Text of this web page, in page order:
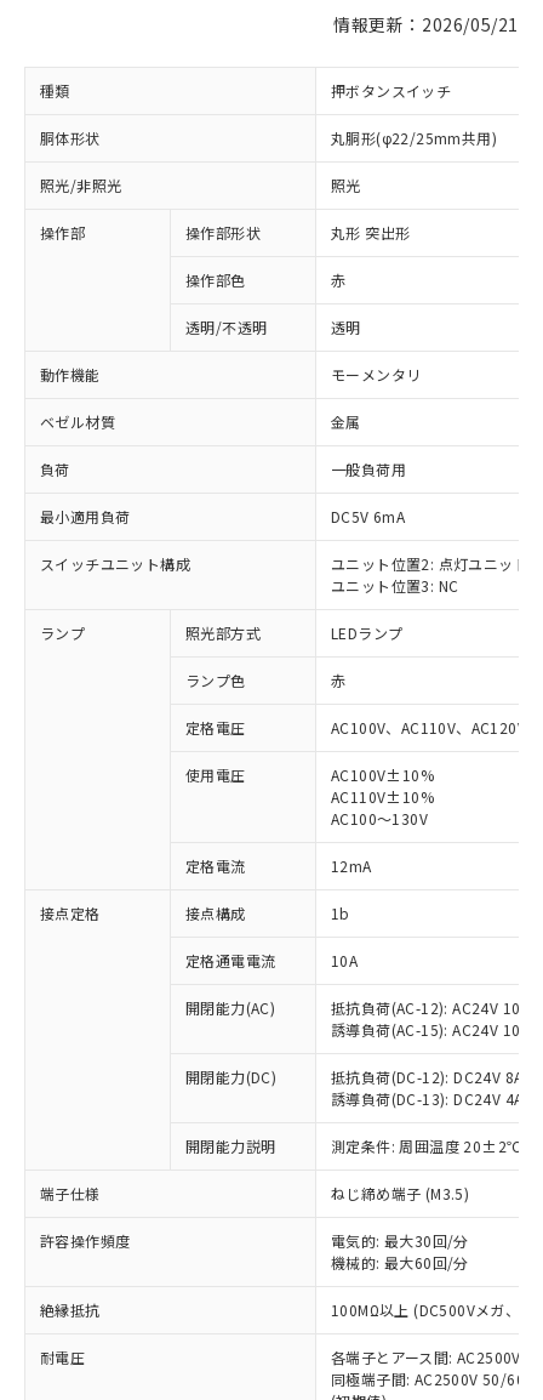
情報更新：2026/05/21
種類 押ボタンスイッチ
胴体形状 丸胴形(φ22/25mm共用)
照光/非照光 照光
操作部 操作部形状 丸形 突出形
操作部色 赤
透明/不透明 透明
動作機能 モーメンタリ
ベゼル材質 金属
負荷 一般負荷用
最小適用負荷 DC5V 6mA
スイッチユニット構成
ユニット位置2: 点灯ユニット
ユニット位置3: NC
ランプ 照光部方式 LEDランプ
ランプ色 赤
定格電圧 AC100V、AC110V、AC120V
使用電圧
AC100V±10%
AC110V±10%
AC100～130V
定格電流 12mA
接点定格 接点構成 1b
定格通電電流 10A
開閉能力(AC)
抵抗負荷(AC-12): AC24V 10A/
誘導負荷(AC-15): AC24V
開閉能力(DC)
抵抗負荷(DC-12): DC24V 8A/
誘導負荷(DC-13): DC24V 4A/
開閉能力説明 測定条件: 周囲温度 20±2℃、
端子仕様 ねじ締め端子 (M3.5)
許容操作頻度
電気的: 最大30回/分
機械的: 最大60回/分
絶縁抵抗 100MΩ以上 (DC500Vメガ、点
耐電圧
各端子とアース間: AC2500V
同極端子間: AC2500V 50/
ご利用条件
以下の条件をお読みいただき、同意のうえ
本サービスは、当社制御機器事業取扱
商品の当社在庫状況および標準価格
(税抜)を提供させていただくもので
当社制御機器事業取扱商品の中には、
ことをご了承ください。
在庫状況および標準価格照会結果は、
記載している更新日時点での社内デー
タに基づき作成されるものであり、閲
覧された時点での実際の在庫および標
準価格とは異なる場合があることをご
対応済み：EU RoHS指令（10物質）の
非含有に対応した製品が提供可能な商品で
す。
対応予定：EU RoHS指令（10物質）の非含
有に対応した製品に切り替える予定のある
対応予定なし：EU RoHS指令（10物質）の
非含有に非対応の商品で、対応品を出す予
調査・確認中：EU RoHS指令（10物質）の
非含有の対応状況を調査中または確認中の
非該当品：ライセンス料など無形物で、有
害物質有無と関係のない商品です。
仕入先様の事情により、非含有部品として
いたものが、含有品と判明した場合などや
むを得ず変更することがあります。
*EU RoHS指令（10物質）：
鉛(Pb) 1000ppm以下、 水銀(Hg) 1000ppm以下、 カド
六価クロム(Cr(Ⅵ)) 1000ppm以下、ポリ臭化ビフェニル
類(PBB) 1000ppm以下、ポリ臭化ジフェニルエーテル類
「○」：最大均質材料含有率が中国RoHSの
基準値以下であることを示します。
「×」：最大均質材料含有率が中国RoHSの
基準値を超えていることを示します。
「－」：未確認です。当社販売部門へお問
*中国RoHS10物質の基準値 (GB/T26572)：
Pb(鉛) :1000ppm、 Hg(水銀) : 1000ppm、 Cd(カドミウ
Cr(Ⅵ)(六価クロム) : 1000ppm、 PBBs(ポリ臭化ビフェ
当社は、これら貴社製品のうち、外国
為替および外国貿易法に定める商品
または国外への提供する場合は、日本
国政府の輸出許可(または役務取引許
可)を取得するなどの必要な手続きを